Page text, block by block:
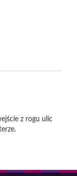
z rogu ulic